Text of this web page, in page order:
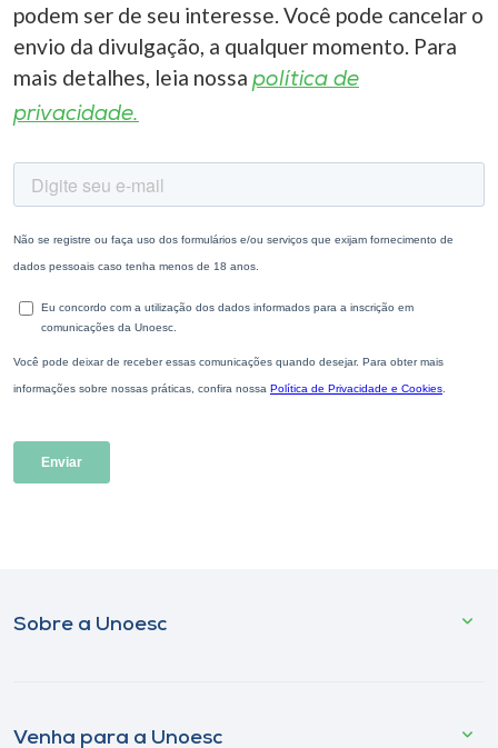
podem ser de seu interesse. Você pode cancelar o
envio da divulgação, a qualquer momento. Para
mais detalhes, leia nossa política de
privacidade.
Sobre a Unoesc
Venha para a Unoesc